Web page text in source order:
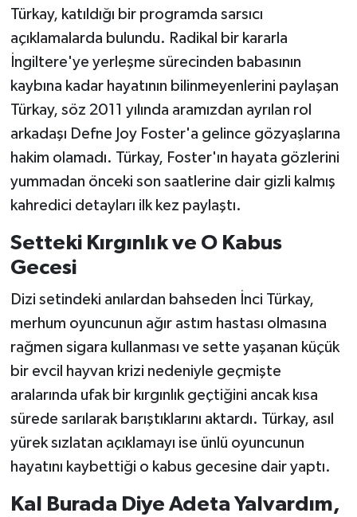
Türkay, katıldığı bir programda sarsıcı
açıklamalarda bulundu. Radikal bir kararla
İngiltere'ye yerleşme sürecinden babasının
kaybına kadar hayatının bilinmeyenlerini paylaşan
Türkay, söz 2011 yılında aramızdan ayrılan rol
arkadaşı Defne Joy Foster'a gelince gözyaşlarına
hakim olamadı. Türkay, Foster'ın hayata gözlerini
yummadan önceki son saatlerine dair gizli kalmış
kahredici detayları ilk kez paylaştı.
Setteki Kırgınlık ve O Kabus
Gecesi
Dizi setindeki anılardan bahseden İnci Türkay,
merhum oyuncunun ağır astım hastası olmasına
rağmen sigara kullanması ve sette yaşanan küçük
bir evcil hayvan krizi nedeniyle geçmişte
aralarında ufak bir kırgınlık geçtiğini ancak kısa
sürede sarılarak barıştıklarını aktardı. Türkay, asıl
yürek sızlatan açıklamayı ise ünlü oyuncunun
hayatını kaybettiği o kabus gecesine dair yaptı.
Kal Burada Diye Adeta Yalvardım,